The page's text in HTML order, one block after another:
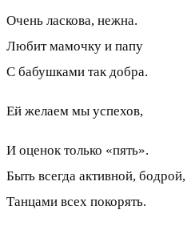
Очень ласкова, нежна.
Любит мамочку и папу
С бабушками так добра.
Ей желаем мы успехов,
И оценок только «пять».
Быть всегда активной, бодрой,
Танцами всех покорять.